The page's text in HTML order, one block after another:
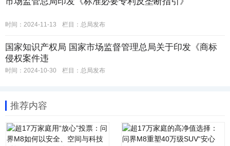
时间：2024-11-13 栏目： 总局发布
国家知识产权局 国家市场监督管理总局关于印发《商标
侵权案件违
时间：2024-10-30 栏目： 总局发布
推荐内容